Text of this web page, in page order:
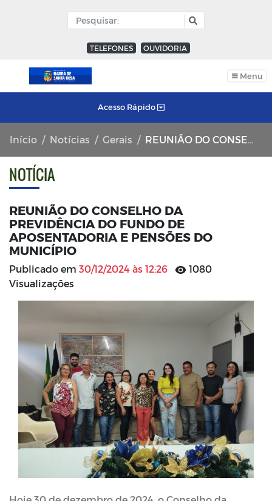
TELEFONES OUVIDORIA
Menu
Acesso Rápido
Início Notícias Gerais REUNIÃO DO CONSELHO DA PREVIDÊNCIA DO FUNDO DE APOSENTADORIA E PENSÕES DO MUNICÍPIO
NOTÍCIA
REUNIÃO DO CONSELHO DA
PREVIDÊNCIA DO FUNDO DE
APOSENTADORIA E PENSÕES DO
MUNICÍPIO
Publicado em 30/12/2024 às 12:26
1080
Visualizações